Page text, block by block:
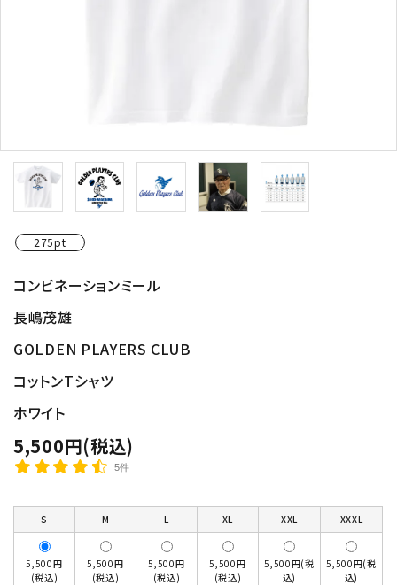
275pt
コンビネーションミール
長嶋茂雄
GOLDEN PLAYERS CLUB
コットンTシャツ
ホワイト
5,500円(税込)
5件
S M L XL XXL XXXL
5,500円
(税込)
5,500円
(税込)
5,500円
(税込)
5,500円
(税込)
5,500円(税
込)
5,500円(税
込)